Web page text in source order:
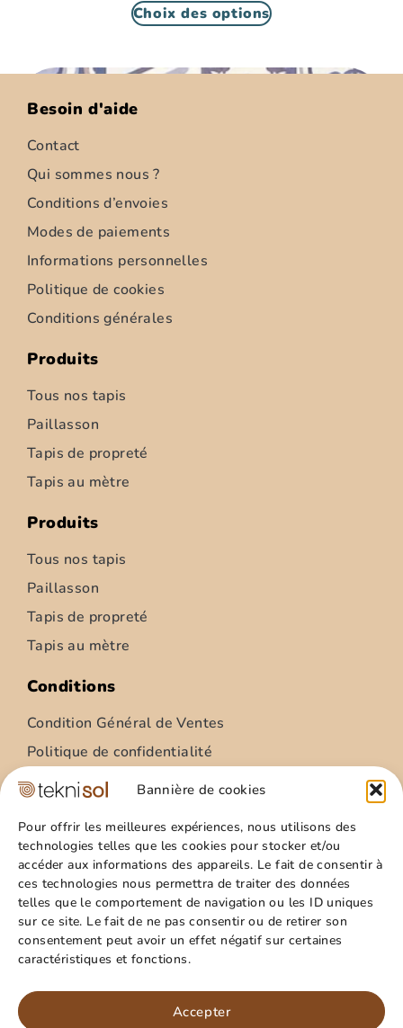
Bannière de cookies
Pour offrir les meilleures expériences, nous utilisons des
technologies telles que les cookies pour stocker et/ou
accéder aux informations des appareils. Le fait de consentir à
ces technologies nous permettra de traiter des données
telles que le comportement de navigation ou les ID uniques
sur ce site. Le fait de ne pas consentir ou de retirer son
consentement peut avoir un effet négatif sur certaines
caractéristiques et fonctions.
Accepter
Choix des options
Tapis d’intérieur – Ziemia – 52cm
Paillasson – relief palmes – 40x60cm
15,99€
Besoin d'aide
Contact
Qui sommes nous ?
Conditions d’envoies
Modes de paiements
Informations personnelles
Politique de cookies
Conditions générales
Produits
Tous nos tapis
Paillasson
Tapis de propreté
Tapis au mètre
Produits
Tous nos tapis
Paillasson
Tapis de propreté
Tapis au mètre
Conditions
Condition Général de Ventes
Politique de confidentialité
Condition Général Utilisation
Site
Qui sommes nous ?
Guide pratique
Favoris